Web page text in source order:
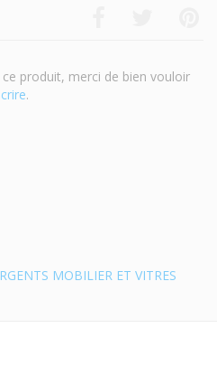
produit, merci de bien vouloir
.
MOBILIER ET VITRES